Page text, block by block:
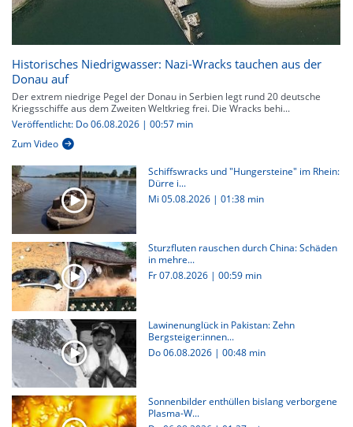
Historisches Niedrigwasser: Nazi-Wracks tauchen aus der
Donau auf
Der extrem niedrige Pegel der Donau in Serbien legt rund 20 deutsche
Kriegsschiffe aus dem Zweiten Weltkrieg frei. Die Wracks behi...
Veröffentlicht: Do 06.08.2026 | 00:57 min
Zum Video
Schiffswracks und "Hungersteine" im Rhein:
Dürre i...
Mi 05.08.2026 | 01:38 min
Sturzfluten rauschen durch China: Schäden
in mehre...
Fr 07.08.2026 | 00:59 min
Lawinenunglück in Pakistan: Zehn
Bergsteiger:innen...
Do 06.08.2026 | 00:48 min
Sonnenbilder enthüllen bislang verborgene
Plasma-W...